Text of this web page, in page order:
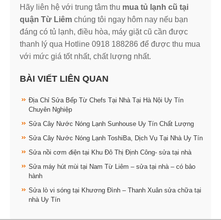
Hãy liên hệ với trung tâm thu mua tủ lạnh cũ tại
quận Từ Liêm chúng tôi ngay hôm nay nếu bạn
đáng có tủ lạnh, điều hòa, máy giặt cũ cần được
thanh lý qua Hotline 0918 188286 để được thu mua
với mức giá tốt nhất, chất lượng nhất.
BÀI VIẾT LIÊN QUAN
Địa Chỉ Sửa Bếp Từ Chefs Tại Nhà Tại Hà Nội Uy Tín
Chuyên Nghiệp
Sửa Cây Nước Nóng Lạnh Sunhouse Uy Tín Chất Lượng
Sửa Cây Nước Nóng Lạnh ToshiBa, Dịch Vụ Tại Nhà Uy Tín
Sửa nồi cơm điện tại Khu Đô Thị Định Công- sửa tại nhà
Sửa máy hút mùi tại Nam Từ Liêm – sửa tại nhà – có bảo
hành
Sửa lò vi sóng tại Khương Đình – Thanh Xuân sửa chữa tại
nhà Uy Tín